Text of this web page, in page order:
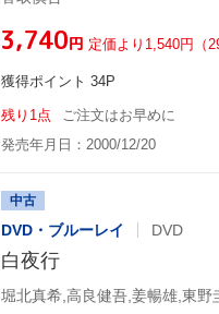
¥3,740円 定価より1,540円（
獲得ポイント 34P
残り1点
ご注文はお早めに
発売年月日：2000/12/20
中古
DVD・ブルーレイ DVD
白夜行
堀北真希,高良健吾,姜暢雄,東